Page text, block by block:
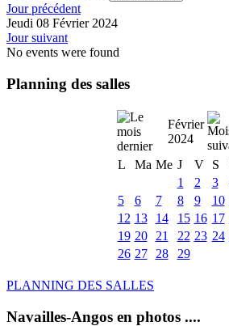
Jour précédent
Jeudi 08 Février 2024
Jour suivant
No events were found
Planning des salles
Février
2024
L
Ma Me J V S
1
2 3
5
6 7 8 9 10
12 13 14 15 16 17
19 20 21 22 23 24
26 27 28 29
PLANNING DES SALLES
Navailles-Angos en photos ....